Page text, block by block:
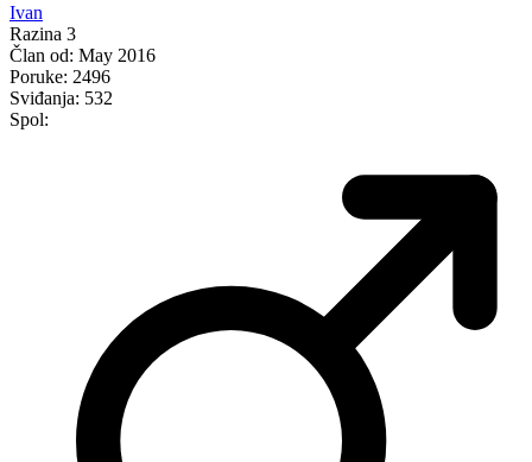
Ivan
Razina 3
Član od: May 2016
Poruke: 2496
Sviđanja: 532
Spol: